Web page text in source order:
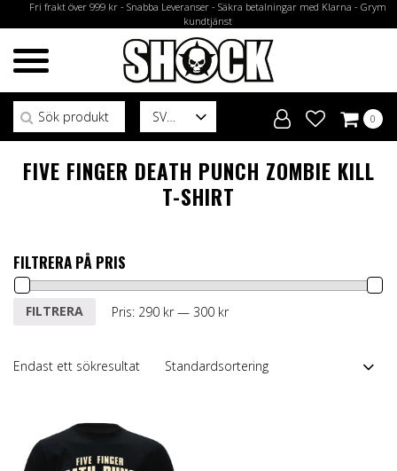
Fri frakt över 999 kr - Snabba Leveranser - Säkra betalningar med Klarna - Grym
kundtjänst
SV
Sök efter:
0
FIVE FINGER DEATH PUNCH ZOMBIE KILL
T-SHIRT
FILTRERA PÅ PRIS
Min
MaxFILTRERA Pris: 290 kr— 300 kr
Endast ett sökresultat